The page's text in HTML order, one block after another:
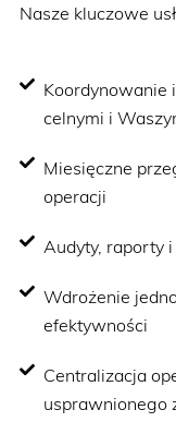
Nasze kluczowe
Koordynowanie
celnymi i
Miesięczne
operacji
Audyty, raporty
Wdrożenie
efektywności
Centralizacja
usprawnionego